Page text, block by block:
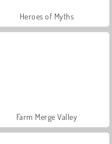
Heroes of Myths
Farm Merge Valley